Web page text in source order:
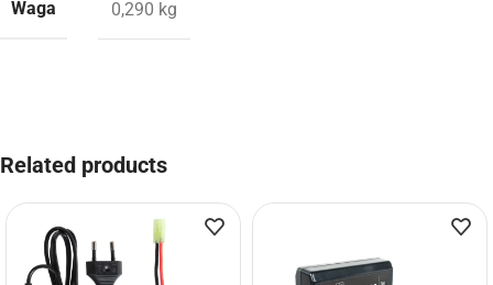
Waga
0,290 kg
Related products